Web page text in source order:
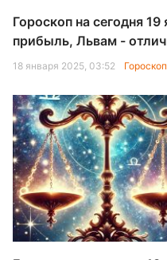
Гороскоп на сегодня
прибыль, Львам -
18 января 2025, 03:52 Гороскоп